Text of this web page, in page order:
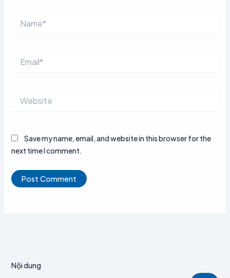
Save my name, email, and website in this browser for the
next time I comment.
Nội dung